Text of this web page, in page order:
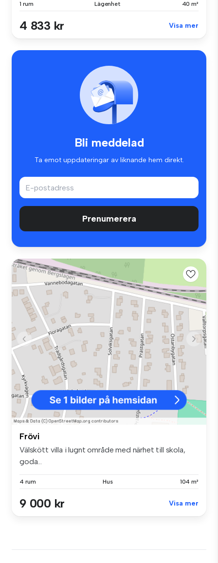
1 rum Lägenhet 40 m²
4 833 kr Visa mer
Bli meddelad
Ta emot uppdateringar av liknande hem direkt.
Prenumerera
Frövi
Välskött villa i lugnt område med närhet till skola,
goda...
4 rum Hus 104 m²
9 000 kr Visa mer